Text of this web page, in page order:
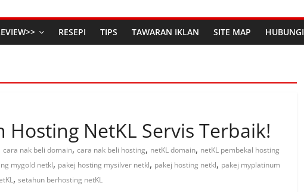
RESEPI TIPS TAWARAN IKLAN SITE MAP HUBUNGI
Hosting NetKL Servis Terbaik!
cara nak beli domain, cara nak beli hosting, netKL domain, netKL pembekal hosting
mygold netkl, pakej hosting mysilver netkl, pakej hosting netkl, pakej myplatinum
, setahun berhosting netKL